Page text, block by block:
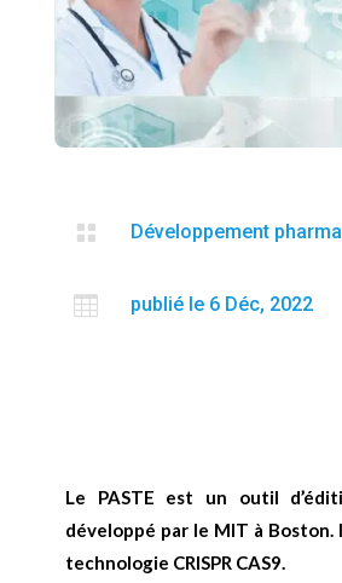
 Développement
 publié le 6 Déc, 2022
Le PASTE est un outil
développé par le MIT à Boston.
technologie CRISPR CAS9.